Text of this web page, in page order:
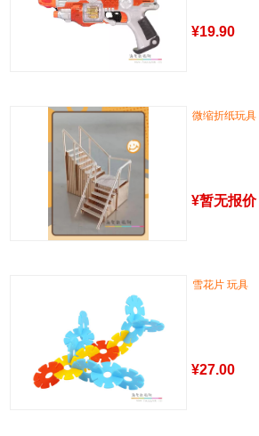
¥19.90
微缩折纸玩具
¥暂无报价
雪花片 玩具
¥27.00